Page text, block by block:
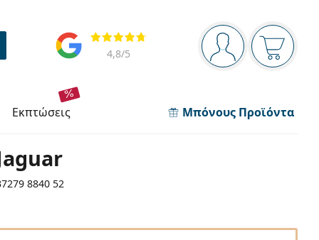
Πίνακας πλοήγησης
Είστε
Το
Αξιολογήσεις
4,8/5
εκπτώσεις Μπόνους Προϊόντα
8840 52